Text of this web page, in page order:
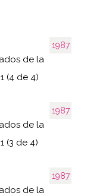
1987
de la
(4 de 4)
1987
de la
(3 de 4)
1987
de la